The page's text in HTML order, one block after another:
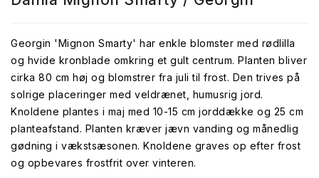
Georgin 'Mignon Smarty' har enkle blomster med rødlilla
og hvide kronblade omkring et gult centrum. Planten bliver
cirka 80 cm høj og blomstrer fra juli til frost. Den trives på
solrige placeringer med veldrænet, humusrig jord.
Knoldene plantes i maj med 10-15 cm jorddække og 25 cm
planteafstand. Planten kræver jævn vanding og månedlig
gødning i vækstsæsonen. Knoldene graves op efter frost
og opbevares frostfrit over vinteren.